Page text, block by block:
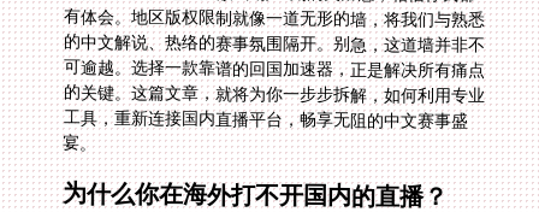
宴。
为什么你在海外打不开国内的直播？